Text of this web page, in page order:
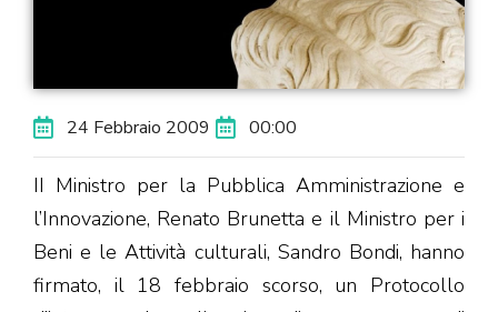
24 Febbraio 2009 00:00
II Ministro per la Pubblica Amministrazione e
l’Innovazione, Renato Brunetta e il Ministro per i
Beni e le Attività culturali, Sandro Bondi, hanno
firmato, il 18 febbraio scorso, un Protocollo